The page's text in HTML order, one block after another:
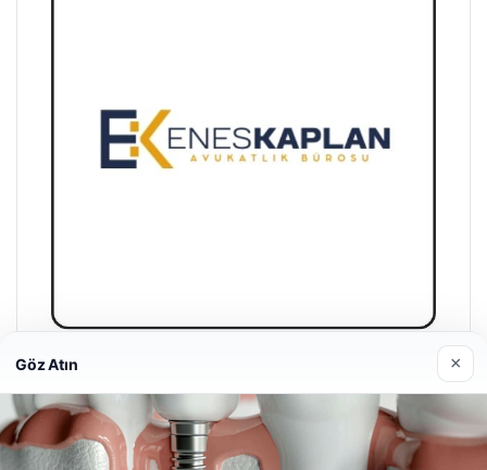
Enes Kaplan Avukatlık Bürosu
28/04/2026
Göz Atın ×